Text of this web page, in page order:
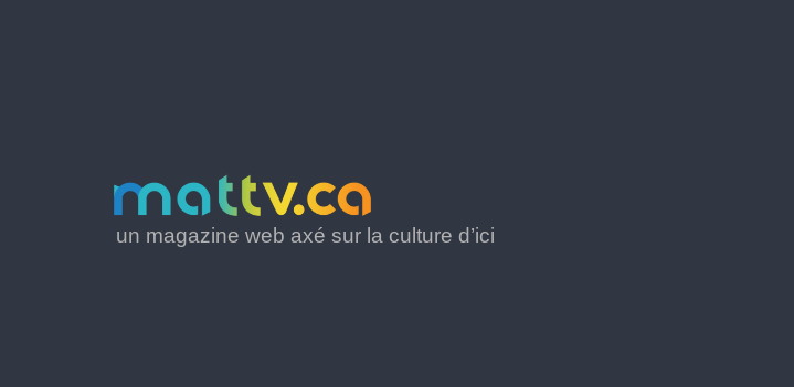
un magazine web axé sur la culture d’ici